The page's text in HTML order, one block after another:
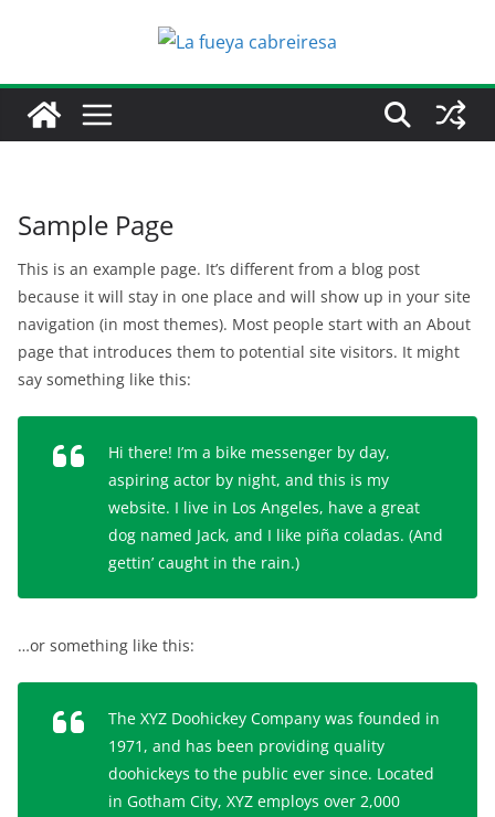
Sample Page
This is an example page. It’s different from a blog post
because it will stay in one place and will show up in your site
navigation (in most themes). Most people start with an About
page that introduces them to potential site visitors. It might
say something like this:
Hi there! I’m a bike messenger by day,
aspiring actor by night, and this is my
website. I live in Los Angeles, have a great
dog named Jack, and I like piña coladas. (And
gettin’ caught in the rain.)
…or something like this:
The XYZ Doohickey Company was founded in
1971, and has been providing quality
doohickeys to the public ever since. Located
in Gotham City, XYZ employs over 2,000